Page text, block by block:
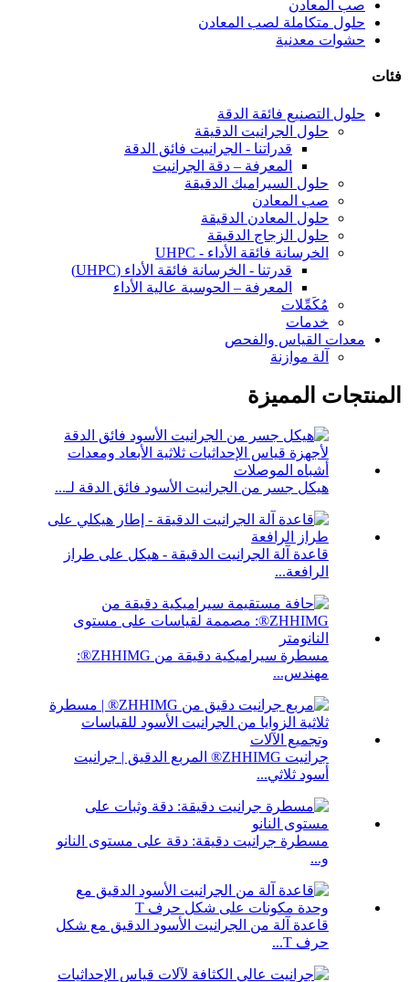
صب المعادن
حلول متكاملة لصب المعادن
حشوات معدنية
فئات
حلول التصنيع فائقة الدقة
حلول الجرانيت الدقيقة
قدراتنا - الجرانيت فائق الدقة
المعرفة – دقة الجرانيت
حلول السيراميك الدقيقة
صب المعادن
حلول المعادن الدقيقة
حلول الزجاج الدقيقة
الخرسانة فائقة الأداء - UHPC
قدرتنا - الخرسانة فائقة الأداء (UHPC)
المعرفة – الحوسبة عالية الأداء
مُكَمِّلات
خدمات
معدات القياس والفحص
آلة موازنة
المنتجات المميزة
هيكل جسر من الجرانيت الأسود فائق الدقة لـ...
قاعدة آلة الجرانيت الدقيقة - هيكل على طراز
الرافعة...
مسطرة سيراميكية دقيقة من ZHHIMG®:
مهندس...
جرانيت ZHHIMG® المربع الدقيق | جرانيت
أسود ثلاثي...
مسطرة جرانيت دقيقة: دقة على مستوى النانو
و...
قاعدة آلة من الجرانيت الأسود الدقيق مع شكل
حرف T...